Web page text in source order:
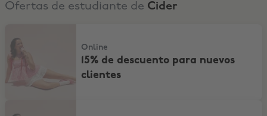
Ofertas de estudiante de Cider
Online
15% de descuento para nuevos
clientes